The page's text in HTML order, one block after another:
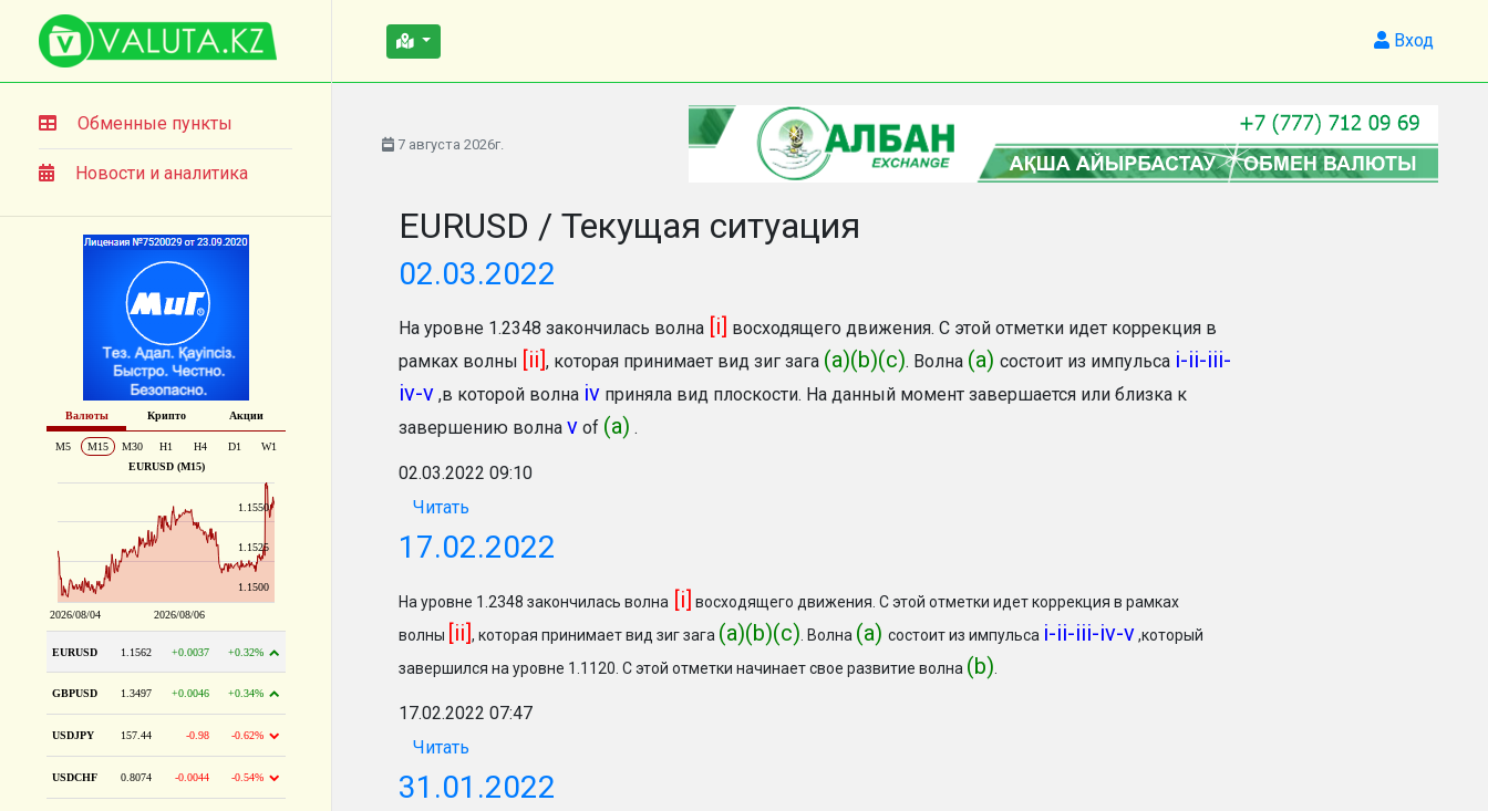
Вход
Обменные пункты
Новости и аналитика
7 августа 2026г.
EURUSD / Текущая ситуация
02.03.2022
На уровне 1.2348 закончилась волна [i] восходящего движения. С этой отметки идет коррекция в
рамках волны [ii], которая принимает вид зиг зага (a)(b)(c). Волна (a) состоит из импульса i-ii-iii-
iv-v ,в которой волна iv приняла вид плоскости. На данный момент завершается или близка к
завершению волна v of (a) .
02.03.2022 09:10
Читать
17.02.2022
На уровне 1.2348 закончилась волна [i] восходящего движения. С этой отметки идет коррекция в рамках
волны [ii], которая принимает вид зиг зага (a)(b)(c) . Волна (a) состоит из импульса i-ii-iii-iv-v,который
завершился на уровне 1.1120 . С этой отметки начинает свое развитие волна (b)
17.02.2022 07:47
Читать
31.01.2022